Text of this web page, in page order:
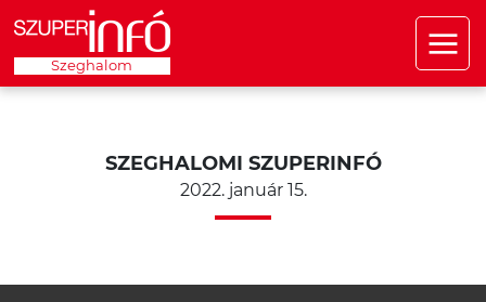
Szeghalom
SZEGHALOMI SZUPERINFÓ
2022. január 15.